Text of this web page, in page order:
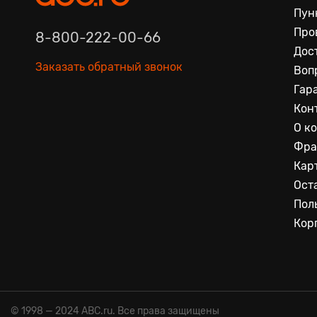
8-800-222-00-66
Заказать обратный звонок
О
© 1998 — 2024 ABC.ru. Все права защищены